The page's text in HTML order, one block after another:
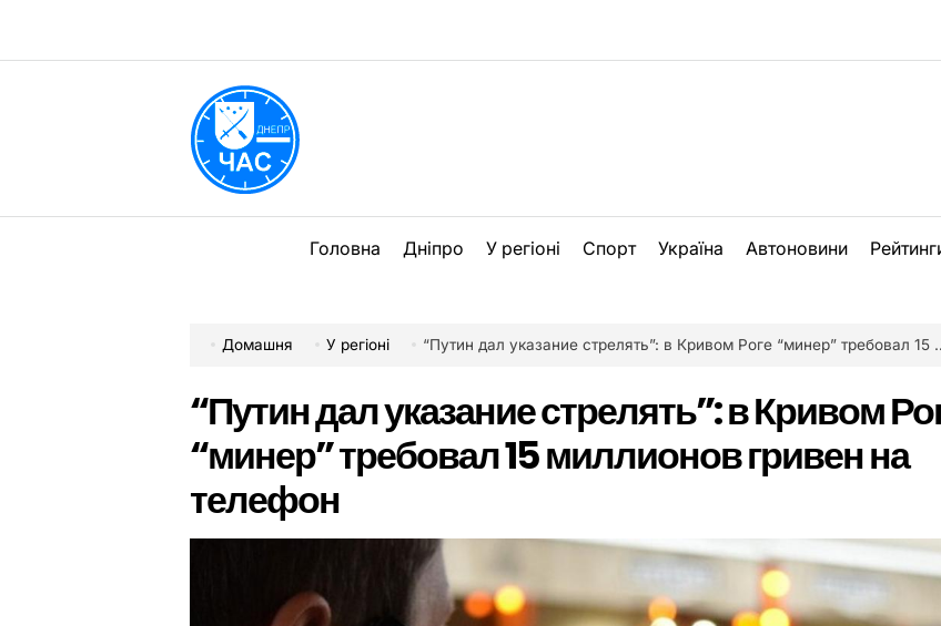
вмісту
Головна Дніпро У регіоні Спорт Україна Автоновини
Домашня У регіоні “Путин дал указание стрелять”: в Кривом Роге “минер” требовал 15 миллионов гривен на телефон
“Путин дал указание стрелять”: в Кривом
“минер” требовал 15 миллионов гривен на
телефон